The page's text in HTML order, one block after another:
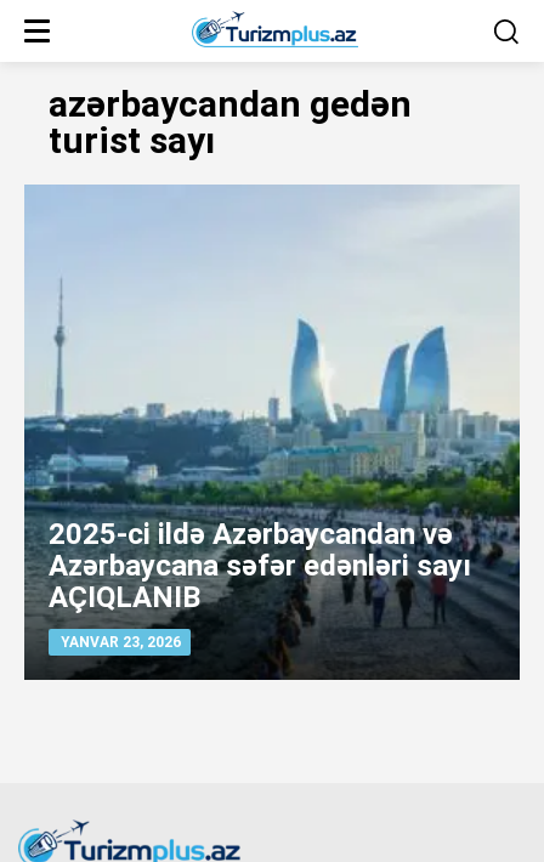
azərbaycandan gedən
turist sayı
2025-ci ildə Azərbaycandan və
Azərbaycana səfər edənləri sayı
AÇIQLANIB
YANVAR 23, 2026